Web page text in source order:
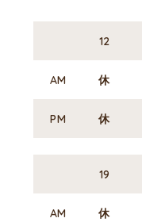
12
AM 休
PM 休
19
AM 休